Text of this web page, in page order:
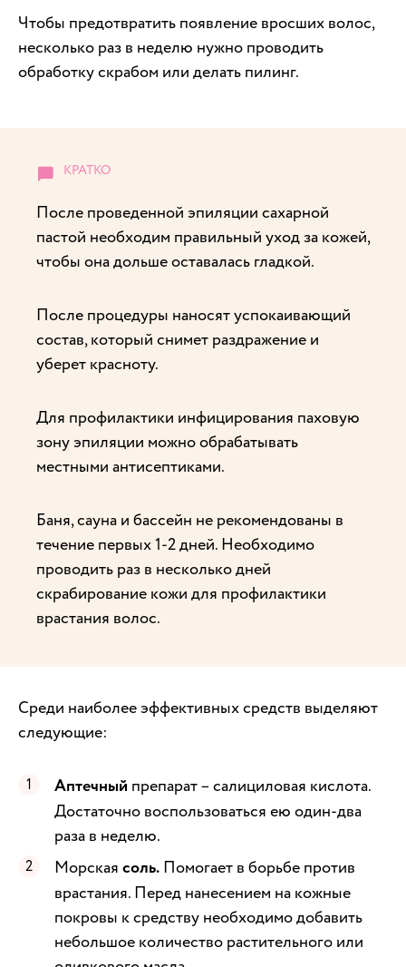
Чтобы предотвратить появление вросших волос,
несколько раз в неделю нужно проводить
обработку скрабом или делать пилинг.
После проведенной эпиляции сахарной
пастой необходим правильный уход за кожей,
чтобы она дольше оставалась гладкой.
После процедуры наносят успокаивающий
состав, который снимет раздражение и
уберет красноту.
Для профилактики инфицирования паховую
зону эпиляции можно обрабатывать
местными антисептиками.
Баня, сауна и бассейн не рекомендованы в
течение первых 1-2 дней. Необходимо
проводить раз в несколько дней
скрабирование кожи для профилактики
врастания волос.
Среди наиболее эффективных средств выделяют
следующие:
Аптечный препарат – салициловая кислота.
Достаточно воспользоваться ею один-два
раза в неделю.
Морская соль. Помогает в борьбе против
врастания. Перед нанесением на кожные
покровы к средству необходимо добавить
небольшое количество растительного или